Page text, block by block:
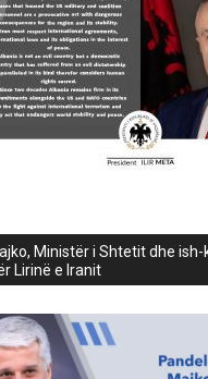
Ministër i Shtetit dhe
Lirinë e Iranit